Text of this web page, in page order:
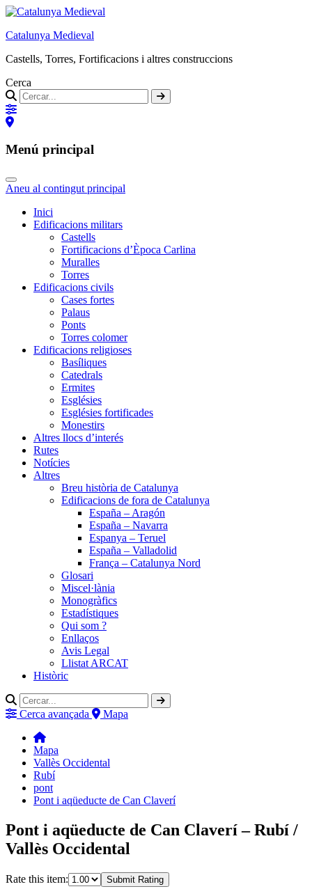
Catalunya Medieval
Castells, Torres, Fortificacions i altres construccions
Cerca
Menú principal
Aneu al contingut principal
Inici
Edificacions militars
Castells
Fortificacions d’Època Carlina
Muralles
Torres
Edificacions civils
Cases fortes
Palaus
Ponts
Torres colomer
Edificacions religioses
Basíliques
Catedrals
Ermites
Esglésies
Esglésies fortificades
Monestirs
Altres llocs d’interés
Rutes
Notícies
Altres
Breu història de Catalunya
Edificacions de fora de Catalunya
España – Aragón
España – Navarra
Espanya – Teruel
España – Valladolid
França – Catalunya Nord
Glosari
Miscel·lània
Monogràfics
Estadístiques
Qui som ?
Enllaços
Avis Legal
Llistat ARCAT
Històric
Cerca avançada Mapa
Mapa
Vallès Occidental
Rubí
pont
Pont i aqüeducte de Can Claverí
Pont i aqüeducte de Can Claverí – Rubí /
Vallès Occidental
Rate this item: Submit Rating